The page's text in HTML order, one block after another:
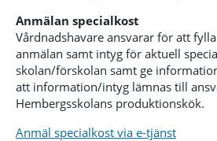
Anmälan specialkost
Vårdnadshavare ansvarar för att
anmälan samt intyg för aktuell
skolan/förskolan samt ge
att information/intyg lämnas till
Hembergsskolans produktionskök.
Anmäl specialkost via e-tjänst